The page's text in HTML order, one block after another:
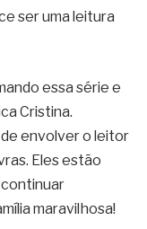
ser uma leitura
essa série e
Cristina.
envolver o leitor
Eles estão
maravilhosa!